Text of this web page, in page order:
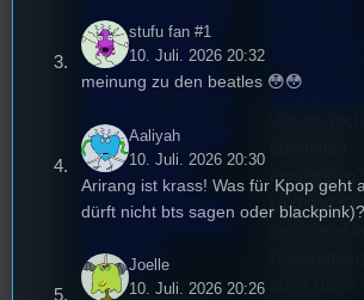
mwoche
2026: Ein
Interview
mit der
Festivalle
iterin
Die
sburg
entstanden?
Und wie sieht
stufu fan #1
10. Juli. 2026 20:32
meinung zu den beatles 😳😳
Aaliyah
10. Juli. 2026 20:30
Arirang ist krass! Was für Kpop geht
dürft nicht bts sagen oder blackpink)?
Joelle
10. Juli. 2026 20:26